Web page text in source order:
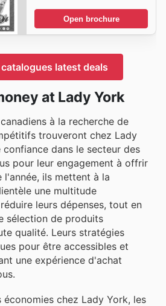
Open brochure
catalogues latest deals
at Lady York
à la recherche de
trouveront chez Lady
dans le secteur des
pour leur engagement à offrir
ils mettent à la
une multitude
leurs dépenses, tout en
sélection de produits
qualité. Leurs stratégies
pour être accessibles et
une expérience d'achat
économies chez Lady York, les